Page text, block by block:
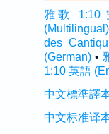
雅歌 1:10
(Multilingual)
des
(German)•
1:10 英語
中文標準譯
中文标准译